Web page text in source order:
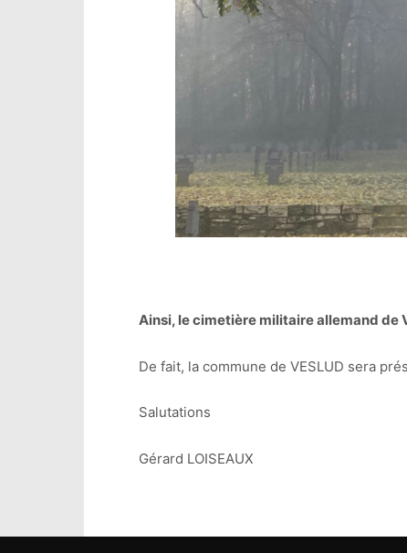
Ainsi, le cimetière militaire allemand de
De fait, la commune de VESLUD sera
Salutations
Gérard LOISEAUX